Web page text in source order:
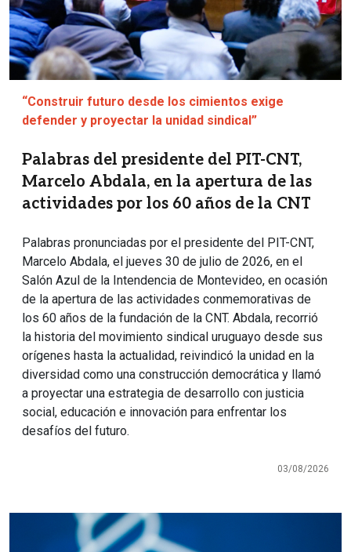
“Construir futuro desde los cimientos exige
defender y proyectar la unidad sindical”
Palabras del presidente del PIT-CNT,
Marcelo Abdala, en la apertura de las
actividades por los 60 años de la CNT
Palabras pronunciadas por el presidente del PIT-CNT,
Marcelo Abdala, el jueves 30 de julio de 2026, en el
Salón Azul de la Intendencia de Montevideo, en ocasión
de la apertura de las actividades conmemorativas de
los 60 años de la fundación de la CNT. Abdala, recorrió
la historia del movimiento sindical uruguayo desde sus
orígenes hasta la actualidad, reivindicó la unidad en la
diversidad como una construcción democrática y llamó
a proyectar una estrategia de desarrollo con justicia
social, educación e innovación para enfrentar los
desafíos del futuro.
03/08/2026